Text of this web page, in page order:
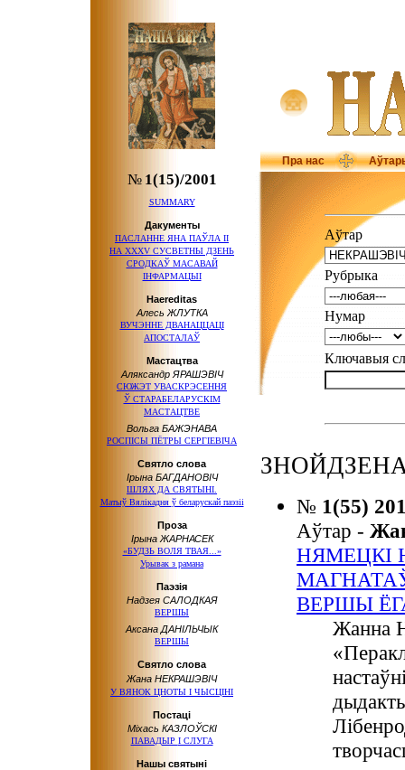
Пра нас
№ 1(15)/2001
SUMMARY
Дакументы
ПАСЛАННЕ ЯНА ПАЎЛА ІІ
НА ХХХV СУСВЕТНЫ ДЗЕНЬ
СРОДКАЎ МАСАВАЙ
ІНФАРМАЦЫІ
Haereditas
Алесь ЖЛУТКА
ВУЧЭННЕ ДВАНАЦЦАЦІ
АПОСТАЛАЎ
Мастацтва
Аляксандр ЯРАШЭВІЧ
СЮЖЭТ УВАСКРЭСЕННЯ
Ў СТАРАБЕЛАРУСКІМ
МАСТАЦТВЕ
Вольга БАЖЭНАВА
РОСПІСЫ ПЁТРЫ СЕРГІЕВІЧА
Святло слова
Ірына БАГДАНОВІЧ
ШЛЯХ ДА СВЯТЫНІ.
Матыў Вялікадня ў беларускайпаэзіі
Проза
Ірына ЖАРНАСЕК
«БУДЗЬ ВОЛЯ ТВАЯ...»
Урывак з рамана
Паэзія
Надзея САЛОДКАЯ
ВЕРШЫ
Аксана ДАНІЛЬЧЫК
ВЕРШЫ
Святло слова
Жана НЕКРАШЭВІЧ
У ВЯНОК ЦНОТЫ І ЧЫСЦІНІ
Постаці
Міхась КАЗЛОЎСКІ
ПАВАДЫР І СЛУГА
Нашы святыні
Аўтар
Рубрыка
Нумар
Ключавыя
№ 1(55)
Аўтар -
НЯМЕЦКІ
ВЕРШЫ
Жанна